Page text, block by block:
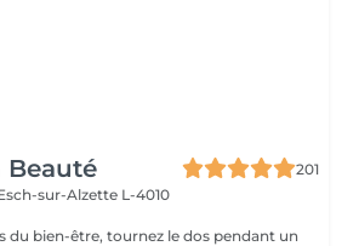
Beauté
201
sur-Alzette L-4010
du bien-être, tournez le dos pendant un